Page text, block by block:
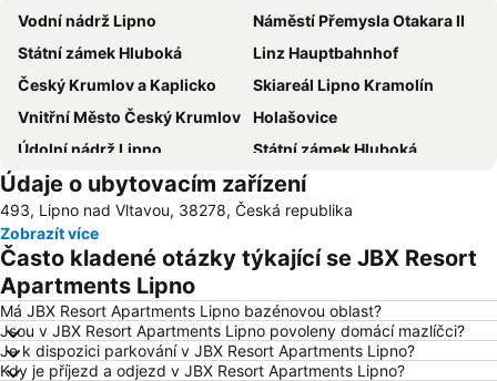
Vodní nádrž Lipno
Náměstí Přemysla Otakara II
Státní zámek Hluboká
Linz Hauptbahnhof
Český Krumlov a Kaplicko
Skiareál Lipno Kramolín
Vnitřní Město Český Krumlov
Holašovice
Údolní nádrž Lipno
Státní zámek Hluboká
Státní hrad a zámek Český Krumlov
Lyžařský areál České Žleby
Státní hrad a zámek Český Krumlov
Klášter Zlatá Koruna
Baumkronenweg
Kaple na Křížové Hoře
Kratochvíle
Tiergarten Linz
Libín – Libínské sedlo
Údaje o ubytovacím zařízení
493, Lipno nad Vltavou, 38278, Česká republika
Zobrazít více
Často kladené otázky týkající se JBX Resort
Apartments Lipno
Má JBX Resort Apartments Lipno bazénovou oblast?
Jsou v JBX Resort Apartments Lipno povoleny domácí mazlíčci?
Je k dispozici parkování v JBX Resort Apartments Lipno?
Kdy je příjezd a odjezd v JBX Resort Apartments Lipno?